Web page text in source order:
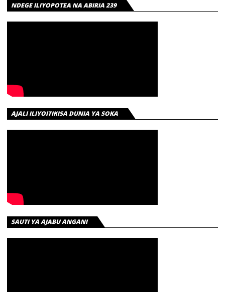
NDEGE ILIYOPOTEA NA ABIRIA 239
AJALI ILIYOITIKISA DUNIA YA SOKA
SAUTI YA AJABU ANGANI